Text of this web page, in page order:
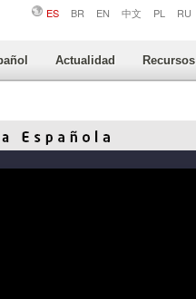
ES BR EN 中文 PL RU
Actualidad Recursos